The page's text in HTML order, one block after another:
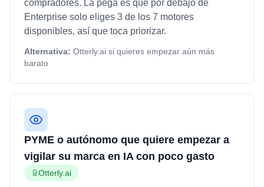
compradores. La pega es que por debajo de
Enterprise solo eliges 3 de los 7 motores
disponibles, así que toca priorizar.
Alternativa: Otterly.ai si quieres empezar aún más
barato
PYME o autónomo que quiere empezar a
vigilar su marca en IA con poco gasto
Otterly.ai